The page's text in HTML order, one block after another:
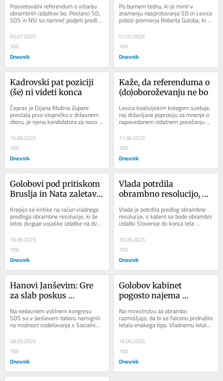
Posvetovalni referendum o višanju
obrambnih izdatkov bo. Poslanci SD,
SDS in NSi so namreč podprli predlog
Levice. Proti so bili vsi poslanci...
05.07.2025
100
Dnevnik
Po burnem tednu, ki je minil v
znamenju nasprotovanja SD in Levice
potezi premierja Roberta Goloba, ki
se je na vrhu zveze Nata zavezal
povečanju...
01.07.2025
100
Dnevnik
Kadrovski pat poziciji
(še) ni videti konca
Čeprav je Dijana Možina Zupanc
prestala prvo stopničko v državnem
zboru, je njena kandidatura za novo
varuhinjo človekovih pravic v luči...
15.06.2025
100
Dnevnik
Kaže, da referenduma o
(do)oboroževanju ne bo
Levica koalicijskim kolegom svetuje,
naj državljane poprosijo za mnenje o
napovedanem izdatnem povečanju
vojaških izdatkov. Da bi dejansko...
11.06.2025
100
Dnevnik
Golobovi pod pritiskom
Bruslja in Nata zaletavo
Krepijo se kritike na račun vladnega
predloga obrambne resolucije, ki že
letos dviguje vojaške izdatke na dva
odstotka BDP. Ne samo da ni
jasno,...
10.06.2025
100
Dnevnik
Vlada potrdila
obrambno resolucijo,
Vlada je potrdila predlog obrambne
resolucije, s katero se bodo obrambni
izdatki Slovenije do konca leta
dvignili na dva odstotka BDP, do leta
2030 pa...
30.05.2025
100
Dnevnik
Hanovi Janševim: Gre
za slab poskus
Na nedavnem volilnem kongresu
SDS so v Janševem taboru namignili
na možnost sodelovanja s Socialnimi
demokrati. V stranki, ki jo vodi
Matjaž Han,...
28.05.2025
100
Dnevnik
Golobov kabinet
pogosto najema
Na ministrstvu za obrambo
razmišljajo, da bi se falconu pridružilo
letalo enakega tipa. Vladnemu letalu
se že krepko poznajo leta, servisnih
dni ni...
16.05.2025
100
Dnevnik